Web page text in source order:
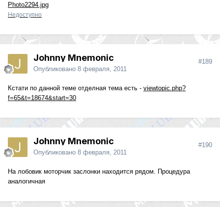
Photo2294.jpg
Недоступно
Johnny Mnemonic
Опубликовано 8 февраля, 2011
#189
Кстати по данной теме отделная тема есть - viewtopic.php?
f=65&t=18674&start=30
Johnny Mnemonic
Опубликовано 8 февраля, 2011
#190
На лобовик моторчик заслонки находится рядом. Процедура
аналогичная